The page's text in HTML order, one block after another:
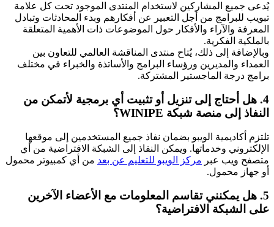
يُدعى جميع المشاركين لاستخدام المنتدى الموجود تحت كل علامة
تبويب للبرامج من أجل التعبير عن أفكارهم وبدء المحادثات وتبادل
المعرفة والآراء والأفكار حول الموضوعات ذات الأهمية المتعلقة
بالملكية الفكرية.
وبالإضافة إلى ذلك، يُتاح منتدى المناقشة العالمي للتعاون بين
العمداء والمديرين ورؤساء البرامج والأساتذة والخبراء في مختلف
برامج درجة الماجستير المشتركة.
4. هل أحتاج إلى تنزيل أو تثبيت أي برمجية لأتمكن من
النفاذ إلى منصة شبكة WINIPE؟
تلتزم أكاديمية الويبو بضمان نفاذ جميع المستخدمين إلى موقعها
الإلكتروني وخدماتها. ويمكن النفاذ إلى الشبكة الافتراضية من أي
متصفح ويب عبر مركز الويبو للتعليم عن بعد من أي كمبيوتر محمول
أو جهاز محمول.
5. هل يمكنني تقاسم المعلومات مع الأعضاء الآخرين
على الشبكة الافتراضية؟